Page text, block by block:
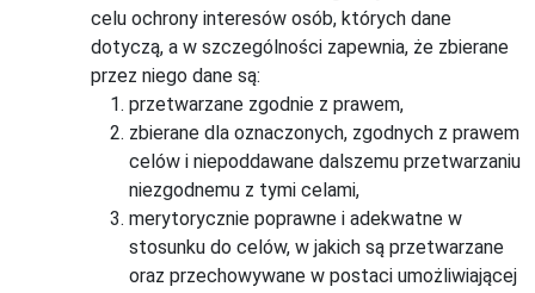
celu ochrony interesów osób, których dane
dotyczą, a w szczególności zapewnia, że zbierane
przez niego dane są:
przetwarzane zgodnie z prawem,
zbierane dla oznaczonych, zgodnych z prawem
celów i niepoddawane dalszemu przetwarzaniu
niezgodnemu z tymi celami,
merytorycznie poprawne i adekwatne w
stosunku do celów, w jakich są przetwarzane
oraz przechowywane w postaci umożliwiającej